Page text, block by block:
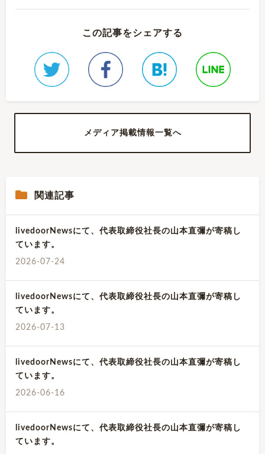
この記事をシェアする
メディア掲載情報一覧へ
関連記事
livedoorNewsにて、代表取締役社長の山本直彌が寄稿し
ています。
2026-07-24
livedoorNewsにて、代表取締役社長の山本直彌が寄稿し
ています。
2026-07-13
livedoorNewsにて、代表取締役社長の山本直彌が寄稿し
ています。
2026-06-16
livedoorNewsにて、代表取締役社長の山本直彌が寄稿し
ています。